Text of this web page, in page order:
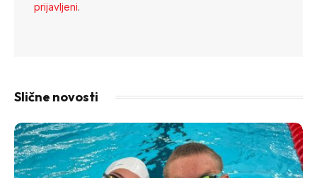
prijavljeni.
Slične novosti